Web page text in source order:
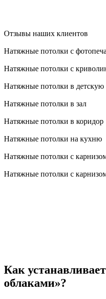
Отзывы наших клиентов
Натяжные потолки с
Натяжные потолки с
Натяжные потолки в детскую
Натяжные потолки в зал
Натяжные потолки в коридор
Натяжные потолки на кухню
Натяжные потолки с
Натяжные потолки с
Как
облаками»?